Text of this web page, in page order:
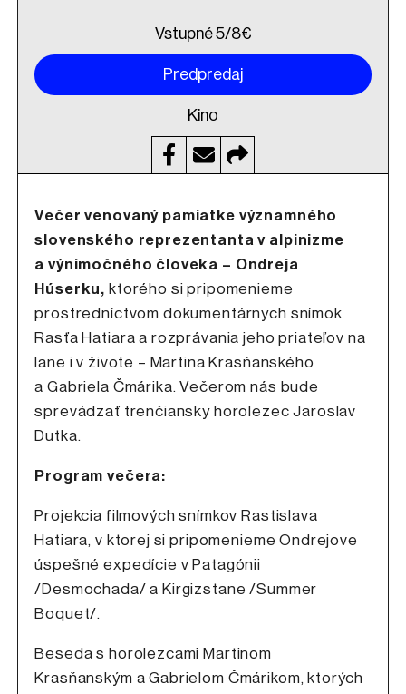
Vstupné 5/8€
Predpredaj
Kino
Večer venovaný pamiatke významného
slovenského reprezentanta v alpinizme
a výnimočného človeka – Ondreja
Húserku, ktorého si pripomenieme
prostredníctvom dokumentárnych snímok
Rasťa Hatiara a rozprávania jeho priateľov na
lane i v živote – Martina Krasňanského
a Gabriela Čmárika. Večerom nás bude
sprevádzať trenčiansky horolezec Jaroslav
Dutka.
Program večera:
Projekcia filmových snímkov Rastislava
Hatiara, v ktorej si pripomenieme Ondrejove
úspešné expedície v Patagónii
/Desmochada/ a Kirgizstane /Summer
Boquet/.
Beseda s horolezcami Martinom
Krasňanským a Gabrielom Čmárikom, ktorých